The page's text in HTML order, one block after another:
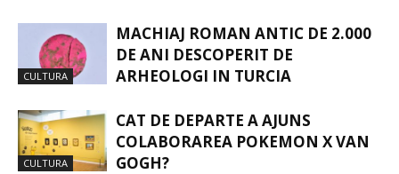
CULTURA
MACHIAJ ROMAN ANTIC DE 2.000
DE ANI DESCOPERIT DE
ARHEOLOGI IN TURCIA
CULTURA
CAT DE DEPARTE A AJUNS
COLABORAREA POKEMON X VAN
GOGH?